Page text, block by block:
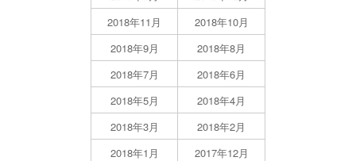
2018年11月
2018年10月
2018年9月
2018年8月
2018年7月
2018年6月
2018年5月
2018年4月
2018年3月
2018年2月
2018年1月
2017年12月